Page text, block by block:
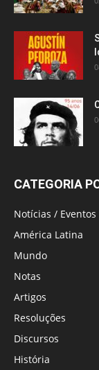
CATEGORIA
Notícias / Eventos
América Latina
Mundo
Notas
Artigos
Resoluções
Discursos
História